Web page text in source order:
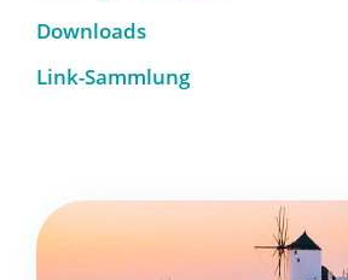
Downloads
Link-Sammlung